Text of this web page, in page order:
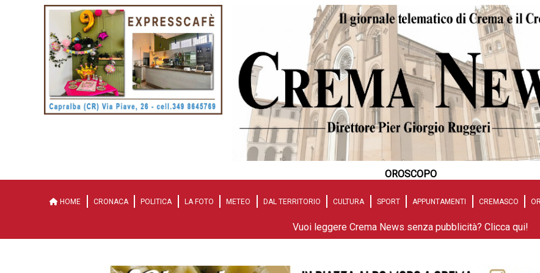
OROSCOPO
HOME CRONACA POLITICA LA FOTO METEO DAL TERRITORIO CULTURA SPORT APPUNTAMENTI CREMASCO
Vuoi leggere Crema News senza pubblicità? Clicca qui!